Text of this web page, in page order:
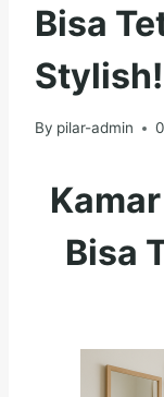
Bisa
Stylish!
By pilar-admin
Bisa